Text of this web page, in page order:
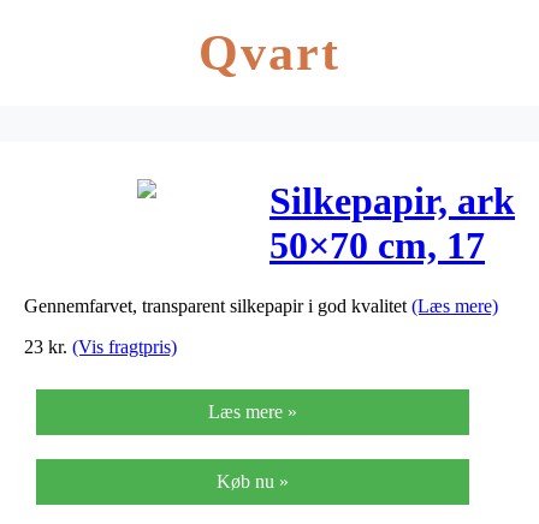
Qvart
Silkepapir, ark
50×70 cm, 17
g, orange,
Gennemfarvet, transparent silkepapir i god kvalitet (Læs mere)
23 kr. (Vis fragtpris)
Læs mere »
Køb nu »